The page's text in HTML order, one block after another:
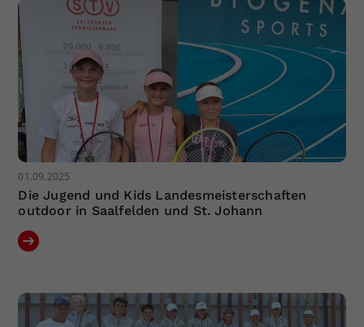
01.09.2025
Die Jugend und Kids Landesmeisterschaften
outdoor in Saalfelden und St. Johann